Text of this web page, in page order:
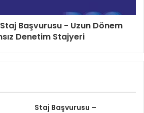
Başvurusu - Uzun Dönem
Denetim Stajyeri
Staj Başvurusu –